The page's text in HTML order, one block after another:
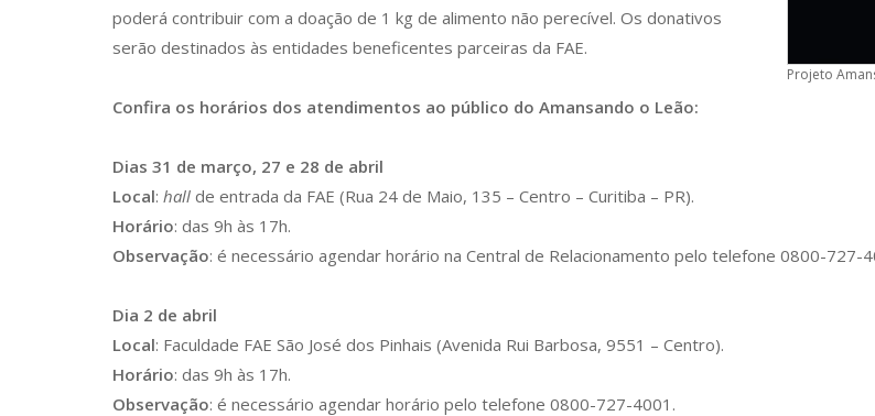
Projeto
poderá contribuir com a doação de 1 kg de alimento não perecível. Os donativos
serão destinados às entidades beneficentes parceiras da FAE.
Confira os horários dos atendimentos ao público do Amansando o Leão:
Dias 31 de março, 27 e 28 de abril
Local: hall de entrada da FAE (Rua 24 de Maio, 135 – Centro – Curitiba – PR).
Horário: das 9h às 17h.
Observação: é necessário agendar horário na Central de Relacionamento pelo telefone 0800-727-
Dia 2 de abril
Local: Faculdade FAE São José dos Pinhais (Avenida Rui Barbosa, 9551 – Centro).
Horário: das 9h às 17h.
Observação: é necessário agendar horário pelo telefone 0800-727-4001.